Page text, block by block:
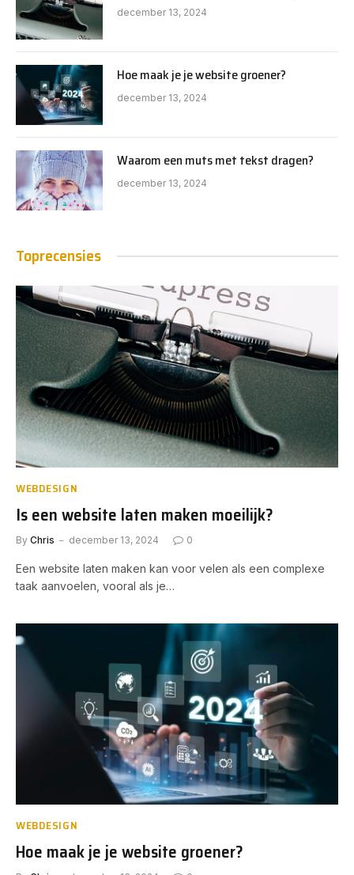
december 13, 2024
Hoe maak je je website groener?
december 13, 2024
Waarom een muts met tekst dragen?
december 13, 2024
Toprecensies
WEBDESIGN
Is een website laten maken moeilijk?
By Chris december 13, 2024 0
Een website laten maken kan voor velen als een complexe
taak aanvoelen, vooral als je…
WEBDESIGN
Hoe maak je je website groener?